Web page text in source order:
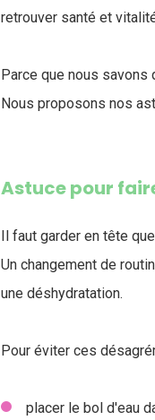
retrouver santé et
Parce que nous savons
Nous proposons nos
Astuce pour
Il faut garder en tête
Un changement de
une déshydratation.
Pour éviter ces
placer le bol d'eau